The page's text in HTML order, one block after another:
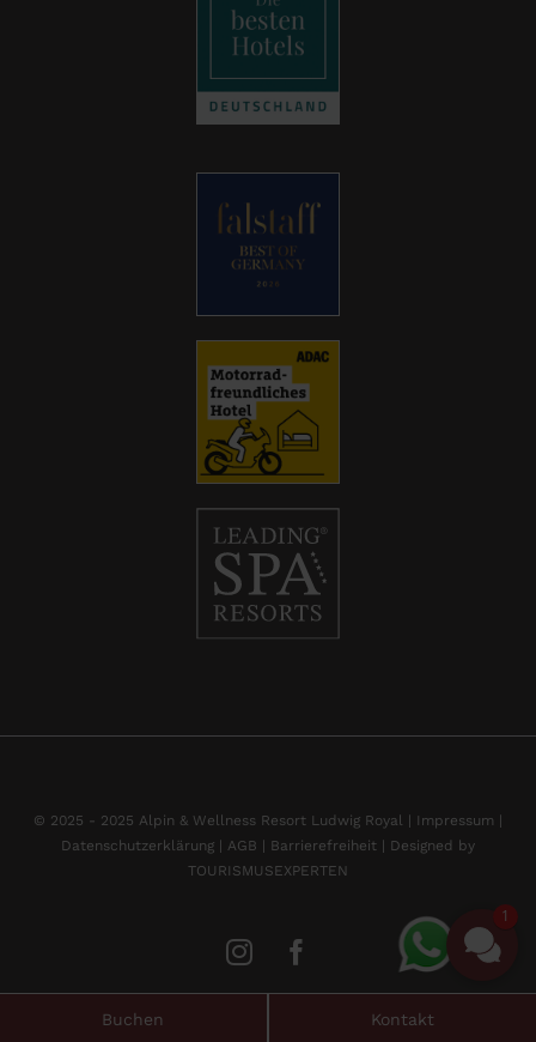
© 2025 - 2025 Alpin & Wellness Resort Ludwig Royal | Impressum |
Datenschutzerklärung | AGB | Barrierefreiheit | Designed by
TOURISMUSEXPERTEN
Buchen Kontakt
1